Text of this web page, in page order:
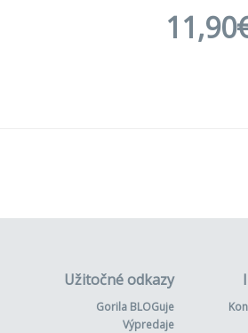
Užitočné odkazy
Gorila BLOGuje
Výpredaje